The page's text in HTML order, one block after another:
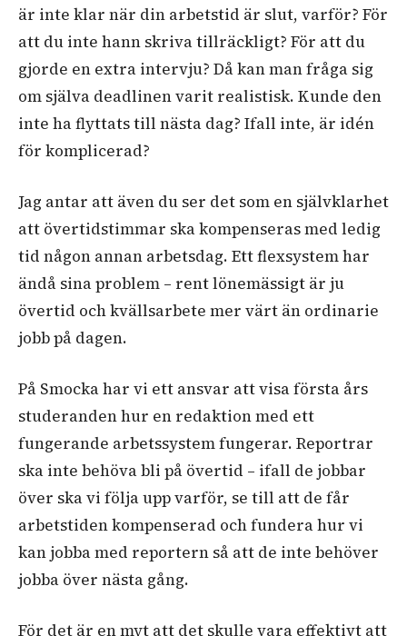
är inte klar när din arbetstid är slut, varför? För
att du inte hann skriva tillräckligt? För att du
gjorde en extra intervju? Då kan man fråga sig
om själva deadlinen varit realistisk. Kunde den
inte ha flyttats till nästa dag? Ifall inte, är idén
för komplicerad?
Jag antar att även du ser det som en självklarhet
att övertidstimmar ska kompenseras med ledig
tid någon annan arbetsdag. Ett flexsystem har
ändå sina problem – rent lönemässigt är ju
övertid och kvällsarbete mer värt än ordinarie
jobb på dagen.
På Smocka har vi ett ansvar att visa första års
studeranden hur en redaktion med ett
fungerande arbetssystem fungerar. Reportrar
ska inte behöva bli på övertid – ifall de jobbar
över ska vi följa upp varför, se till att de får
arbetstiden kompenserad och fundera hur vi
kan jobba med reportern så att de inte behöver
jobba över nästa gång.
För det är en myt att det skulle vara effektivt att